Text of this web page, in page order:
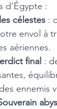
d’Égypte :
célestes :
envol à
aériennes.
final :
ennemis